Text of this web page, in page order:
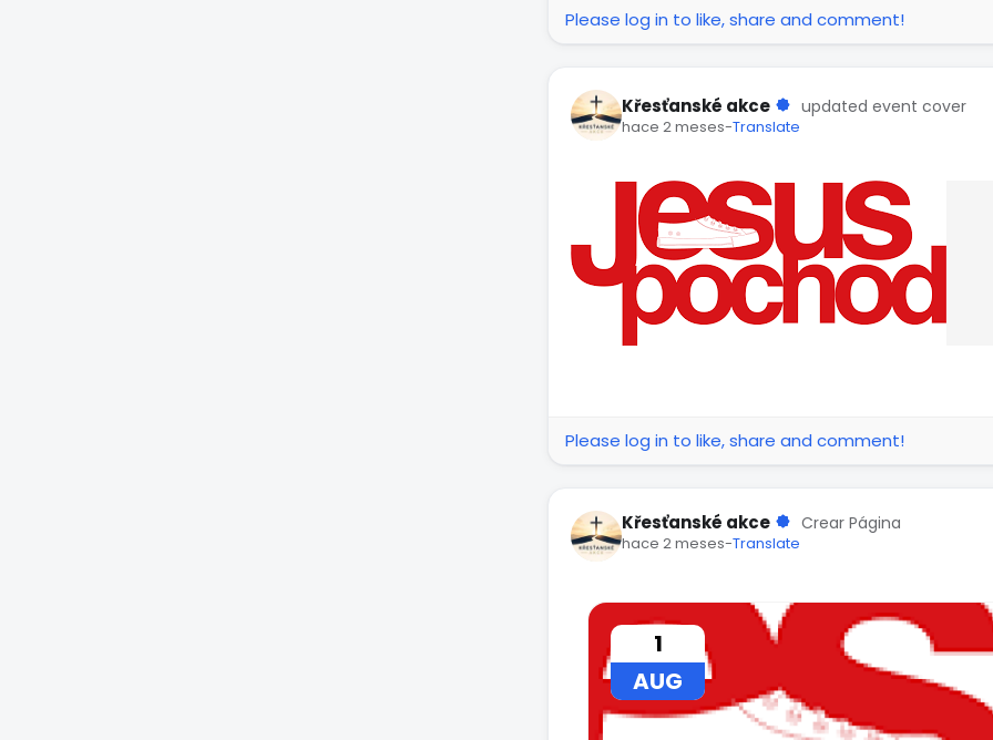
📍 Hradčanské náměstí, Prague 🙌
Please log in to like, share and comment!
Křesťanské akce updated event cover
hace 2 meses-Translate
Please log in to like, share and comment!
Křesťanské akce Crear Página
hace 2 meses-Translate
1
AUG